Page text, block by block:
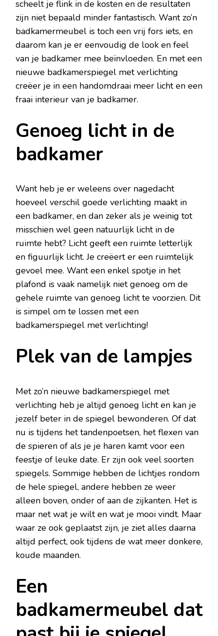
scheelt je flink in de kosten en de resultaten
zijn niet bepaald minder fantastisch. Want zo’n
badkamermeubel is toch een vrij fors iets, en
daarom kan je er eenvoudig de look en feel
van je badkamer mee beïnvloeden. En met een
nieuwe badkamerspiegel met verlichting
creëer je in een handomdraai meer licht en een
fraai interieur van je badkamer.
Genoeg licht in de
badkamer
Want heb je er weleens over nagedacht
hoeveel verschil goede verlichting maakt in
een badkamer, en dan zeker als je weinig tot
misschien wel geen natuurlijk licht in de
ruimte hebt? Licht geeft een ruimte letterlijk
en figuurlijk licht. Je creëert er een ruimtelijk
gevoel mee. Want een enkel spotje in het
plafond is vaak namelijk niet genoeg om de
gehele ruimte van genoeg licht te voorzien. Dit
is simpel om te lossen met een
badkamerspiegel met verlichting!
Plek van de lampjes
Met zo’n nieuwe badkamerspiegel met
verlichting heb je altijd genoeg licht en kan je
jezelf beter in de spiegel bewonderen. Of dat
nu is tijdens het tandenpoetsen, het flexen van
de spieren of als je je haren kamt voor een
feestje of leuke date. Er zijn ook veel soorten
spiegels. Sommige hebben de lichtjes rondom
de hele spiegel, andere hebben ze weer
alleen boven, onder of aan de zijkanten. Het is
maar net wat je wilt en wat je mooi vindt. Maar
waar ze ook geplaatst zijn, je ziet alles daarna
altijd perfect, ook tijdens de wat meer donkere,
koude maanden.
Een
badkamermeubel dat